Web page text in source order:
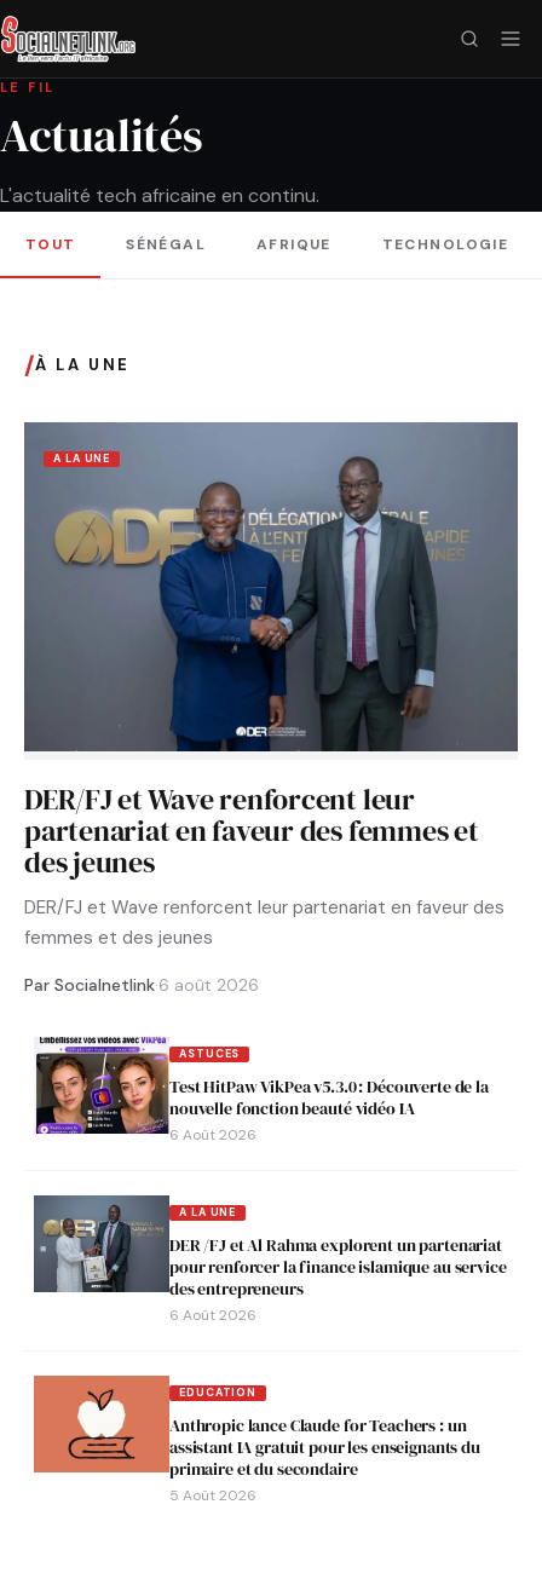
LE FIL
Actualités
L'actualité tech africaine en continu.
TOUT SÉNÉGAL AFRIQUE TECHNOLOGIE
/À LA UNE
A LA UNE
DER/FJ et Wave renforcent leur
partenariat en faveur des femmes et
des jeunes
DER/FJ et Wave renforcent leur partenariat en faveur des
femmes et des jeunes
Par Socialnetlink·6 août 2026
ASTUCES
Test HitPaw VikPea v5.3.0 : Découverte de la
nouvelle fonction beauté vidéo IA
6 Août 2026
A LA UNE
DER /FJ et Al Rahma explorent un partenariat
pour renforcer la finance islamique au service
des entrepreneurs
6 Août 2026
EDUCATION
Anthropic lance Claude for Teachers : un
assistant IA gratuit pour les enseignants du
primaire et du secondaire
5 Août 2026